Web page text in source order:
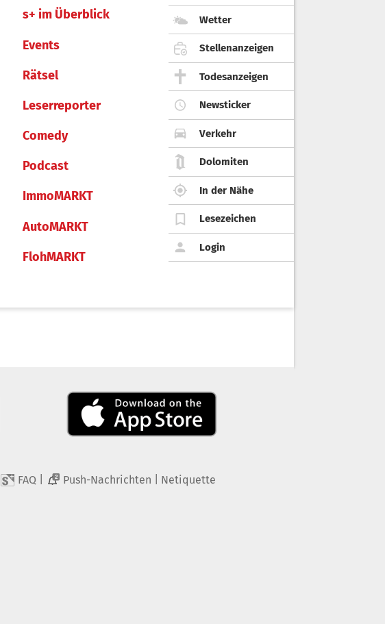
s+ im Überblick
Events
Rätsel
Leserreporter
Comedy
Podcast
ImmoMARKT
AutoMARKT
FlohMARKT
Wetter
Stellenanzeigen
Todesanzeigen
Newsticker
Verkehr
Dolomiten
In der Nähe
Lesezeichen
Login
FAQ 2 Push-Nachrichten Netiquette